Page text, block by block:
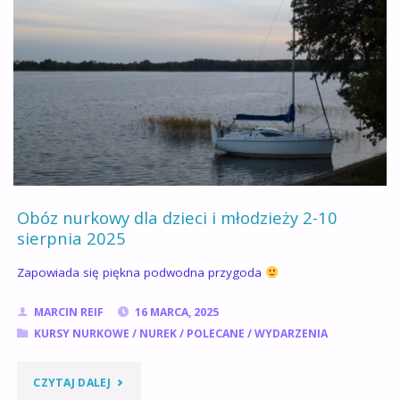
2025"
Obóz nurkowy dla dzieci i młodzieży 2-10
sierpnia 2025
Zapowiada się piękna podwodna przygoda
MARCIN REIF
16 MARCA, 2025
KURSY NURKOWE / NUREK/ POLECANE /WYDARZENIA
CZYTAJ DALEJ"OBÓZ